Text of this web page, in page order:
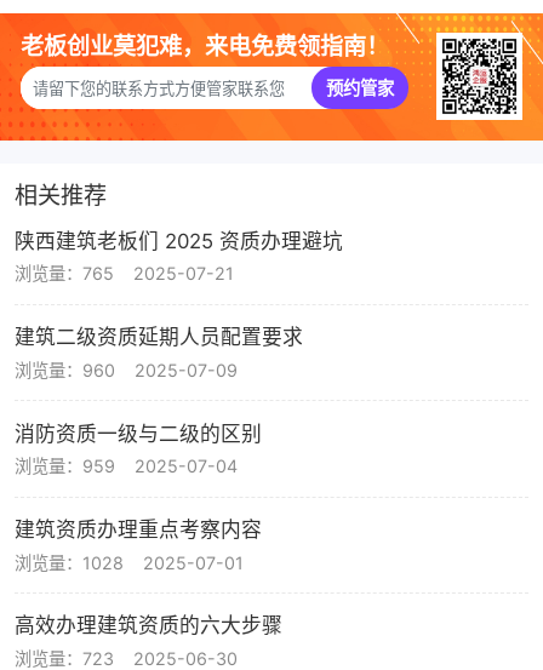
老板创业莫犯难，来电免费领指南！
预约管家
相关推荐
陕西建筑老板们 2025 资质办理避坑
浏览量：765 2025-07-21
建筑二级资质延期人员配置要求
浏览量：960 2025-07-09
消防资质一级与二级的区别
浏览量：959 2025-07-04
建筑资质办理重点考察内容
浏览量：1028 2025-07-01
高效办理建筑资质的六大步骤
浏览量：723 2025-06-30